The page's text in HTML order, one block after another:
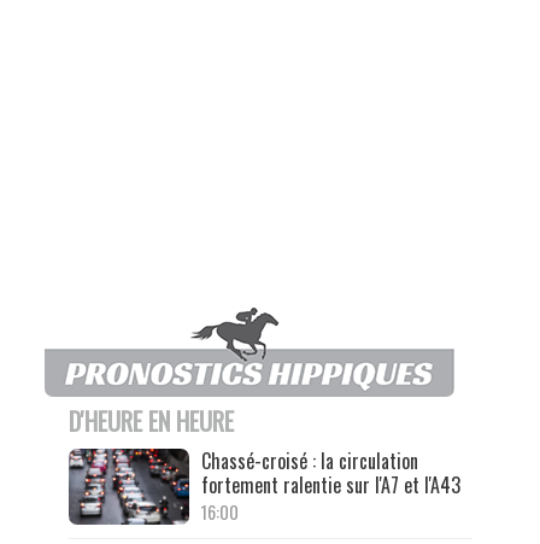
D'HEURE EN HEURE
Chassé-croisé : la circulation
fortement ralentie sur l'A7 et l'A43
16:00